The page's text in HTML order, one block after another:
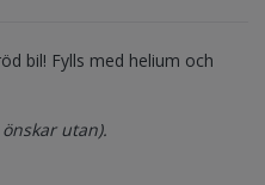
bil! Fylls med helium och
utan).